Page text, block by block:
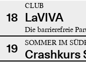
18
CLUB
LaVIVA
Die barrierefreie
19 SOMMER IM
Crashkurs